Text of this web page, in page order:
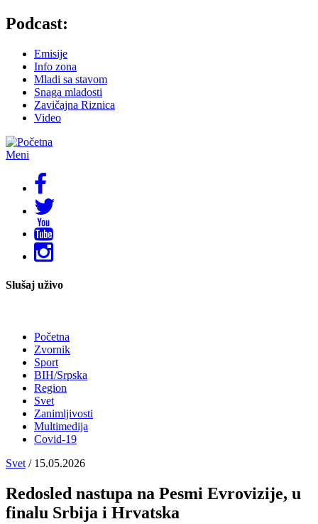
Skoči
na
sadržaj
Podcast:
Emisije
Info zona
Mladi sa stavom
Snaga mladosti
Zavičajna Riznica
Video
Meni
Slušaj uživo
Main
navigation
Početna
Zvornik
Sport
BIH/Srpska
Region
Svet
Zanimljivosti
Multimedija
Covid-19
Svet / 15.05.2026
Redosled nastupa na Pesmi Evrovizije, u
finalu Srbija i Hrvatska